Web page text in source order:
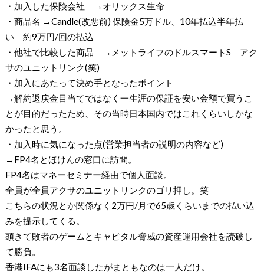
・加入した保険会社 →オリックス生命
・商品名 →Candle(改悪前) 保険金5万ドル、10年払込半年払
い 約9万円/回の払込
・他社で比較した商品 →メットライフのドルスマートS アク
サのユニットリンク(笑)
・加入にあたって決め手となったポイント
→解約返戻金目当てではなく一生涯の保証を安い金額で買うこ
とが目的だったため、その当時日本国内ではこれくらいしかな
かったと思う。
・加入時に気になった点(営業担当者の説明の内容など)
→FP4名とほけんの窓口に訪問。
FP4名はマネーセミナー経由で個人面談。
全員が全員アクサのユニットリンクのゴリ押し。笑
こちらの状況とか関係なく2万円/月で65歳くらいまでの払い込
みを提示してくる。
頭きて敗者のゲームとキャピタル脅威の資産運用会社を読破し
て勝負。
香港IFAにも3名面談したがまともなのは一人だけ。